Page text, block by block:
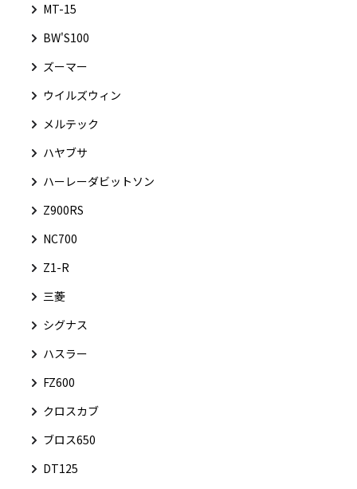
MT-15
BW'S100
ズーマー
ウイルズウィン
メルテック
ハヤブサ
ハーレーダビットソン
Z900RS
NC700
Z1-R
三菱
シグナス
ハスラー
FZ600
クロスカブ
ブロス650
DT125